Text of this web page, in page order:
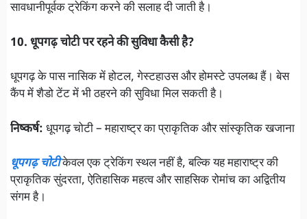
सावधानीपूर्वक ट्रेकिंग करने की सलाह दी जाती है।
10. धूपगढ़ चोटी पर रहने की सुविधा कैसी है?
धूपगढ़ के पास नासिक में होटल, गेस्टहाउस और होमस्टे उपलब्ध हैं। बेस
कैंप में शैडो टेंट में भी ठहरने की सुविधा मिल सकती है।
निष्कर्ष: धूपगढ़ चोटी – महाराष्ट्र का प्राकृतिक और सांस्कृतिक खजाना
धूपगढ़ चोटीकेवल एक ट्रेकिंग स्थल नहीं है, बल्कि यह महाराष्ट्र की
प्राकृतिक सुंदरता, ऐतिहासिक महत्व और साहसिक रोमांच का अद्वितीय
संगम है।